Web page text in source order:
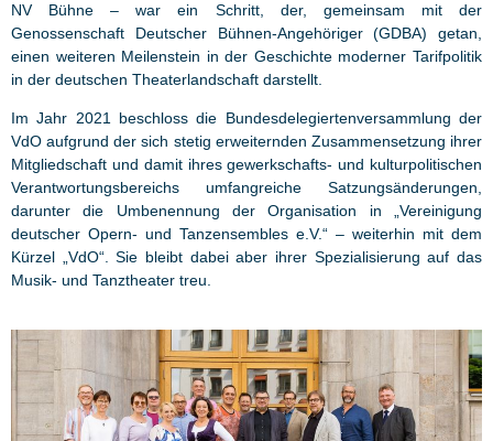
NV Bühne – war ein Schritt, der, gemeinsam mit der
Genossenschaft Deutscher Bühnen-Angehöriger (GDBA) getan,
einen weiteren Meilenstein in der Geschichte moderner Tarifpolitik
in der deutschen Theaterlandschaft darstellt.
Im Jahr 2021 beschloss die Bundesdelegiertenversammlung der
VdO aufgrund der sich stetig erweiternden Zusammensetzung ihrer
Mitgliedschaft und damit ihres gewerkschafts- und kulturpolitischen
Verantwortungsbereichs umfangreiche Satzungsänderungen,
darunter die Umbenennung der Organisation in „Vereinigung
deutscher Opern- und Tanzensembles e.V.“ – weiterhin mit dem
Kürzel „VdO“. Sie bleibt dabei aber ihrer Spezialisierung auf das
Musik- und Tanztheater treu.